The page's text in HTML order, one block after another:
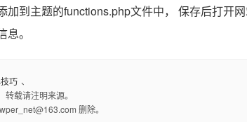
加到主题的functions.php文件中， 保存后打开
。
巧 、
载请注明来源。
删除。